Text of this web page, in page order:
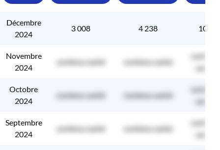
Décembre
2024
3 008 4 238 106
Novembre
2024
contenu caché contenu caché
contenu
caché
Octobre
2024
contenu caché contenu caché
contenu
caché
Septembre
2024
contenu caché contenu caché
contenu
caché